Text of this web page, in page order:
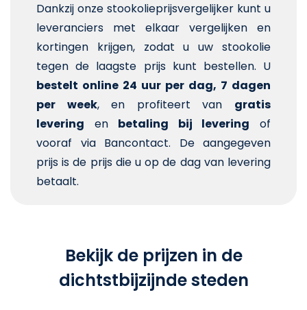
Dankzij onze stookolieprijsvergelijker kunt u
leveranciers met elkaar vergelijken en
kortingen krijgen, zodat u uw stookolie
tegen de laagste prijs kunt bestellen. U
bestelt online 24 uur per dag, 7 dagen
per week, en profiteert van gratis
levering en betaling bij levering of
vooraf via Bancontact. De aangegeven
prijs is de prijs die u op de dag van levering
betaalt.
Bekijk de prijzen in de
dichtstbijzijnde steden